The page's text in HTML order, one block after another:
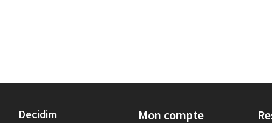
Decidim Mon compte